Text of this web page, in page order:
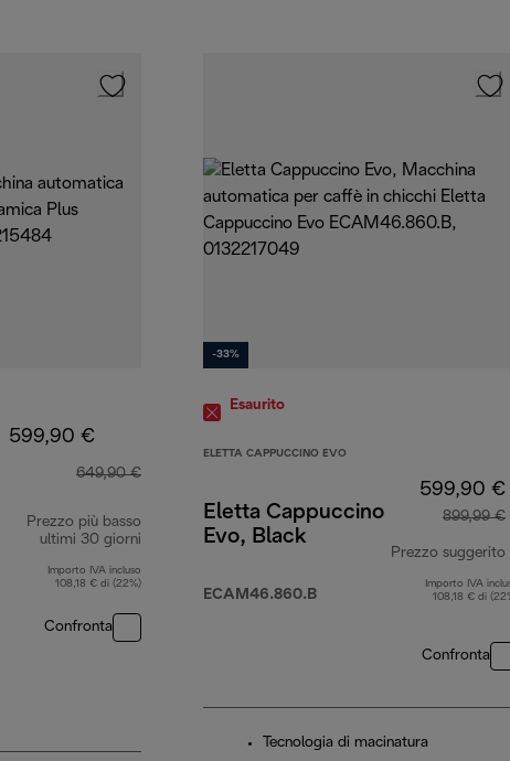
599,90 €
649,90 €
Prezzo più basso
ultimi 30 giorni
Importo IVA incluso
108,18 € di (22%)
Confronta
-33%
Esaurito
ELETTA CAPPUCCINO EVO
Eletta Cappuccino
Evo, Black
ECAM46.860.B
599,90 €
899,99 €
Prezzo suggerito
Importo IVA
108,18 € di
Confronta
Tecnologia di macinatura